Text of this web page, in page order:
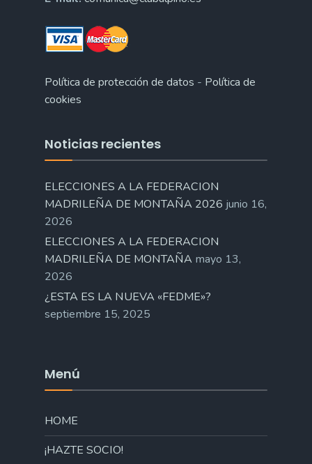
Política de protección de datos - Política de
cookies
Noticias recientes
ELECCIONES A LA FEDERACION
MADRILEÑA DE MONTAÑA 2026 junio 16,
2026
ELECCIONES A LA FEDERACION
MADRILEÑA DE MONTAÑA mayo 13,
2026
¿ESTA ES LA NUEVA «FEDME»?
septiembre 15, 2025
Menú
HOME
¡HAZTE SOCIO!